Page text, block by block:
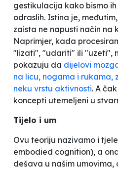
gestikulacija kako bismo
odraslih. Istina je,
zaista ne napusti način na
Naprimjer, kada
"lizati", "udariti" ili "uzeti",
pokazuju da dijelovi
na licu, nogama i rukama,
neku vrstu aktivnosti. A
koncepti utemeljeni u
Tijelo i um
Ovu teoriju nazivamo i
embodied cognition), a
dešava u našim umovima,